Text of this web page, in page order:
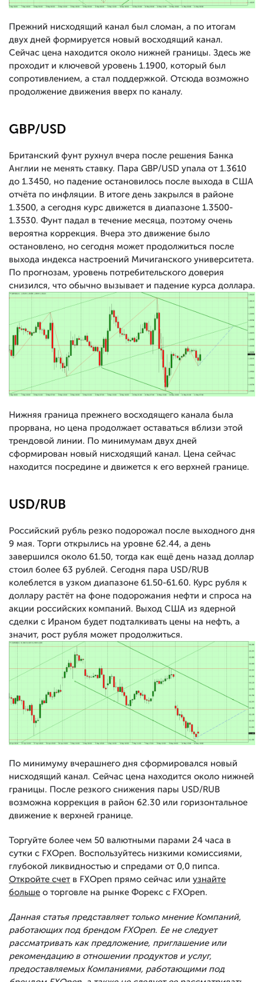
Прежний нисходящий канал был сломан, а по итогам
двух дней формируется новый восходящий канал.
Сейчас цена находится около нижней границы. Здесь же
проходит и ключевой уровень 1.1900, который был
сопротивлением, а стал поддержкой. Отсюда возможно
продолжение движения вверх по каналу.
GBP/USD
Британский фунт рухнул вчера после решения Банка
Англии не менять ставку. Пара GBP/USD упала от 1.3610
до 1.3450, но падение остановилось после выхода в США
отчёта по инфляции. В итоге день закрылся в районе
1.3500, а сегодня курс движется в диапазоне 1.3500-
1.3530. Фунт падал в течение месяца, поэтому очень
вероятна коррекция. Вчера это движение было
остановлено, но сегодня может продолжиться после
выхода индекса настроений Мичиганского университета.
По прогнозам, уровень потребительского доверия
снизился, что обычно вызывает и падение курса доллара.
Нижняя граница прежнего восходящего канала была
прорвана, но цена продолжает оставаться вблизи этой
трендовой линии. По минимумам двух дней
сформирован новый нисходящий канал. Цена сейчас
находится посредине и движется к его верхней границе.
USD/RUB
Российский рубль резко подорожал после выходного дня
9 мая. Торги открылись на уровне 62.44, а день
завершился около 61.50, тогда как ещё день назад доллар
стоил более 63 рублей. Сегодня пара USD/RUB
колеблется в узком диапазоне 61.50-61.60. Курс рубля к
доллару растёт на фоне подорожания нефти и спроса на
акции российских компаний. Выход США из ядерной
сделки с Ираном будет подталкивать цены на нефть, а
значит, рост рубля может продолжиться.
По минимуму вчерашнего дня сформировался новый
нисходящий канал. Сейчас цена находится около нижней
границы. После резкого снижения пары USD/RUB
возможна коррекция в район 62.30 или горизонтальное
движение к верхней границе.
Торгуйте более чем 50 валютными парами 24 часа в
сутки с FXOpen. Воспользуйтесь низкими комиссиями,
глубокой ликвидностью и спредами от 0,0 пипса.
Откройте счет в FXOpen прямо сейчас или узнайте
больше о торговле на рынке Форекс с FXOpen.
Данная статья представляет только мнение Компаний,
работающих под брендом FXOpen. Ее не следует
рассматривать как предложение, приглашение или
рекомендацию в отношении продуктов и услуг,
предоставляемых Компаниями, работающими под